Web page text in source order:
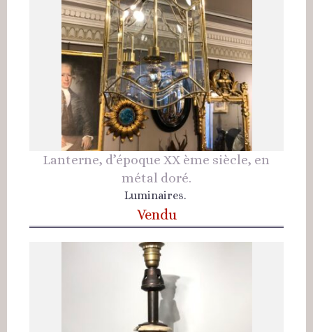
Lanterne, d’époque XX ème siècle, en
métal doré.
Luminaires.
Vendu